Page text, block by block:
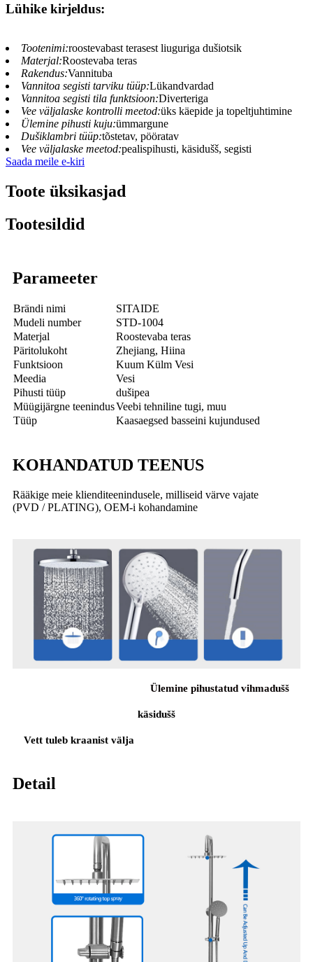
Lühike kirjeldus:
Tootenimi:roostevabast terasest liuguriga dušiotsik
Materjal:Roostevaba teras
Rakendus:Vannituba
Vannitoa segisti tarviku tüüp:Lükandvardad
Vannitoa segisti tila funktsioon:Diverteriga
Vee väljalaske kontrolli meetod:üks käepide ja topeltjuhtimine
Ülemine pihusti kuju:ümmargune
Dušiklambri tüüp:tõstetav, pööratav
Vee väljalaske meetod:pealispihusti, käsidušš, segisti
Saada meile e-kiri
Toote üksikasjad
Tootesildid
Parameeter
Brändi nimi
SITAIDE
Mudeli number
STD-1004
Materjal
Roostevaba teras
Päritolukoht
Zhejiang, Hiina
Funktsioon
Kuum Külm Vesi
Meedia
Vesi
Pihusti tüüp
dušipea
Müügijärgne teenindusVeebi tehniline tugi, muu
Tüüp
Kaasaegsed basseini kujundused
KOHANDATUD TEENUS
Rääkige meie klienditeenindusele, milliseid värve vajate
(PVD / PLATING), OEM-i kohandamine
Ülemine pihustatud vihmadušš
käsidušš
Vett tuleb kraanist välja
Detail